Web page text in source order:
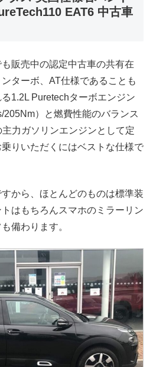
EAT6 中古車
販売中の認定中古車の共有在
ターボ、AT仕様であることも
1.2L Puretechターボエンジン
205Nm）と燃費性能のバランス
力ガソリンエンジンとして定
りいただくにはベストな仕様で
から、ほとんどのものは標準装
はもちろんスマホのミラーリン
備わります。